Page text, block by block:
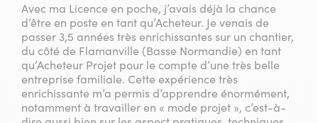
Avec ma Licence en poche, j’avais déjà la chance
d’être en poste en tant qu’Acheteur. Je venais de
passer 3,5 années très enrichissantes sur un chantier,
du côté de Flamanville (Basse Normandie) en tant
qu’Acheteur Projet pour le compte d’une très belle
entreprise familiale. Cette expérience très
enrichissante m’a permis d’apprendre énormément,
notamment à travailler en « mode projet », c’est-à-